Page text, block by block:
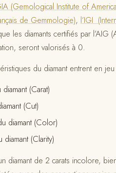
(Gemological Institute of
de Gemmologie), l’IGI
les diamants certifiés par
seront valorisés à 0.
du diamant entrent en
(Carat)
(Cut)
diamant (Color)
(Clarity)
diamant de 2 carats incolore,